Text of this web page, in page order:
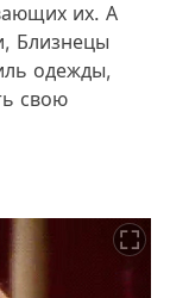
их. А
Близнецы
одежды,
свою